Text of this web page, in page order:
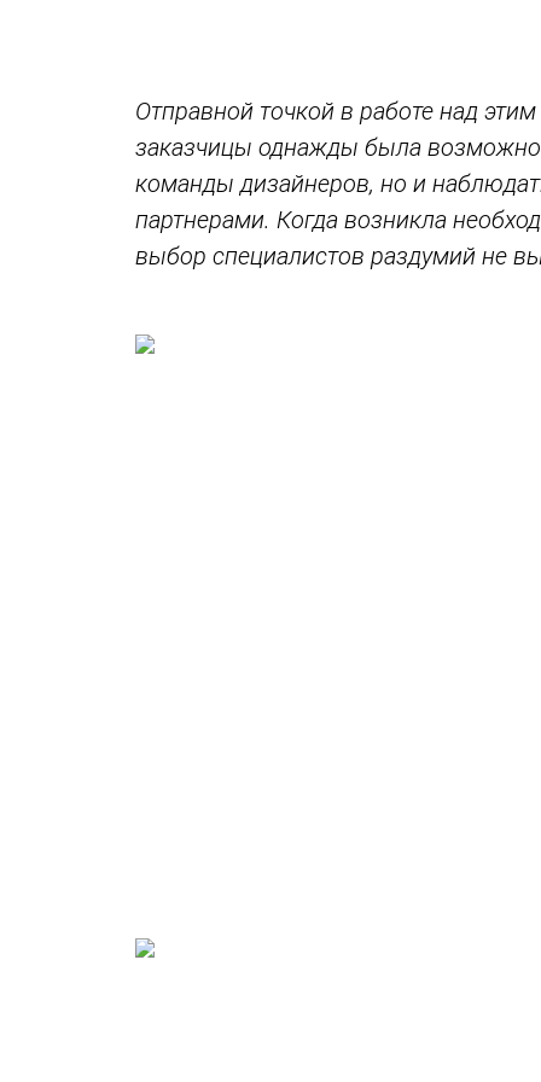
Отправной точкой в работе над
заказчицы однажды была
команды дизайнеров, но и
партнерами. Когда возникла
выбор специалистов раздумий не